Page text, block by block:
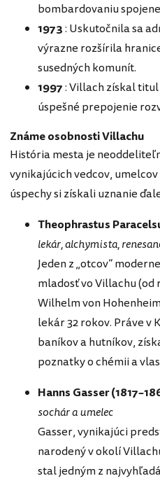
bombardovaniu
1973: Uskutočnila sa
výrazne rozšírila
susedných komunít.
1997: Villach získal
úspešné prepojenie
Známe osobnosti Villachu
História mesta je
vynikajúcich vedcov,
úspechy si získali uznanie
Theophrastus
lekár, alchymista,
Jeden z „otcov“
mladosť vo Villachu (od
Wilhelm von
lekár 32 rokov. Práve v
baníkov a hutníkov,
poznatky o chémii a
Hanns Gasser
sochár a umelec
Gasser, vynikajúci
narodený v okolí
stal jedným z